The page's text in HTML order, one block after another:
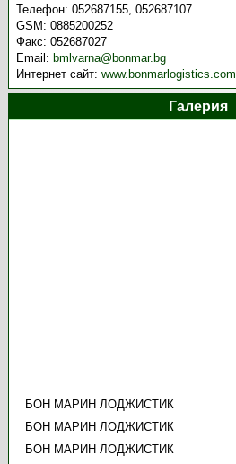
Телефон:052687155, 052687107
GSM:0885200252
Факс:052687027
Email: bmlvarna@bonmar.bg
Интернет сайт:www.bonmarlogistics.com
Галерия
БОН МАРИН ЛОДЖИСТИК
БОН МАРИН ЛОДЖИСТИК
БОН МАРИН ЛОДЖИСТИК